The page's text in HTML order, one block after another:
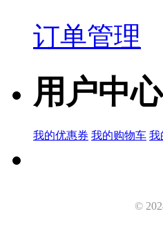
订单管理
用户中心
我的优惠券 我的购物车 我
©